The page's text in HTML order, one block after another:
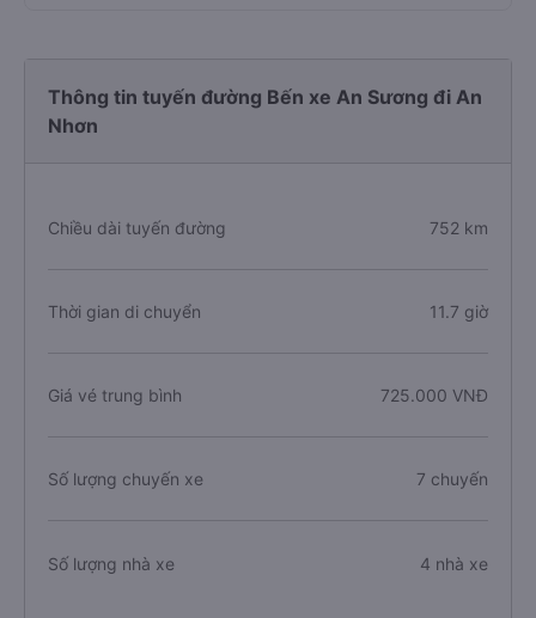
Thông tin tuyến đường Bến xe An Sương đi An
Nhơn
Chiều dài tuyến đường 752 km
Thời gian di chuyển 11.7 giờ
Giá vé trung bình 725.000 VNĐ
Số lượng chuyến xe 7 chuyến
Số lượng nhà xe 4 nhà xe